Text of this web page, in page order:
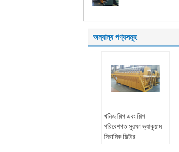
অন্যান্য পণ্যসমূহ
খনিজ শিল্প এবং শিল্প
পরিবেশগত সুরক্ষা ভ্যাকুয়াম
সিরামিক ফিল্টার